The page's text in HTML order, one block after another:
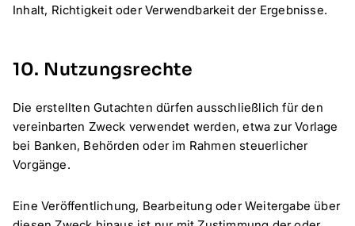
Inhalt, Richtigkeit oder Verwendbarkeit der Ergebnisse.
10. Nutzungsrechte
Die erstellten Gutachten dürfen ausschließlich für den
vereinbarten Zweck verwendet werden, etwa zur Vorlage
bei Banken, Behörden oder im Rahmen steuerlicher
Vorgänge.
Eine Veröffentlichung, Bearbeitung oder Weitergabe über